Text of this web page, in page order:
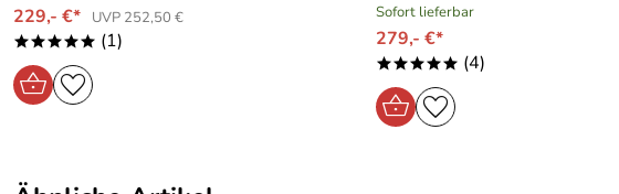
229,- €*
UVP 252,50 €
***** (1)
Sofort lieferbar
279,- €*
***** (4)